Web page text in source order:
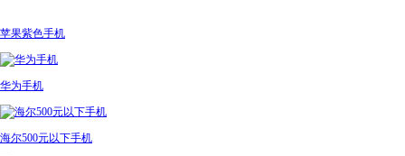
苹果紫色手机
华为手机
海尔500元以下手机